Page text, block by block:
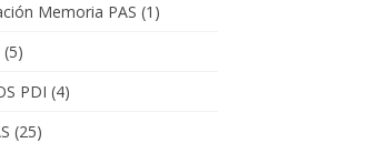
Memoria PAS (1)
(5)
PDI (4)
(25)